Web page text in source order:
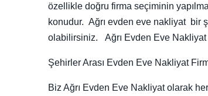
özellikle doğru firma seçiminin
konudur. Ağrı evden eve nakliyat bir
olabilirsiniz. Ağrı Evden Eve Nakliyat
Şehirler Arası Evden Eve Nakliyat
Biz Ağrı Evden Eve Nakliyat olarak